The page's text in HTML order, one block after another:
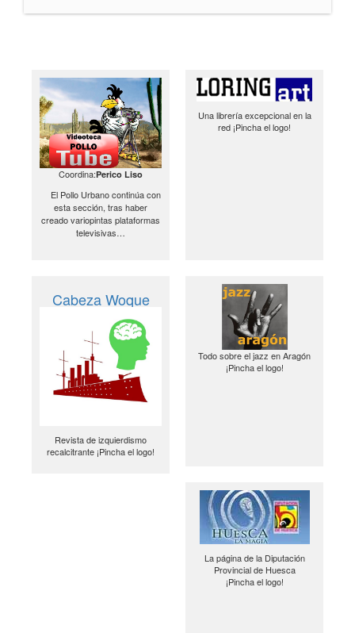
Coordina:Perico Liso
El Pollo Urbano continúa con
esta sección, tras haber
creado variopintas plataformas
televisivas…
Una librería excepcional en la
red ¡Pincha el logo!
Cabeza Woque
Revista de izquierdismo
recalcitrante ¡Pincha el logo!
Todo sobre el jazz en Aragón
¡Pincha el logo!
La página de la Diputación
Provincial de Huesca
¡Pincha el logo!